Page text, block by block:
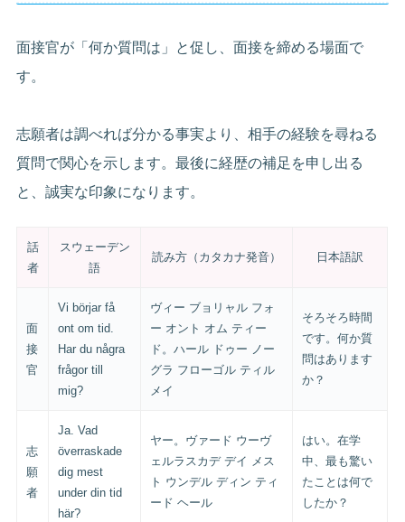
面接官が「何か質問は」と促し、面接を締める場面で
す。
志願者は調べれば分かる事実より、相手の経験を尋ねる
質問で関心を示します。最後に経歴の補足を申し出る
と、誠実な印象になります。
話
者
スウェーデン
語
読み方（カタカナ発音） 日本語訳
面
接
官
Vi börjar få
ont om tid.
Har du några
frågor till
mig?
ヴィー ブョリャル フォ
ー オント オム ティー
ド。ハール ドゥー ノー
グラ フローゴル ティル
メイ
そろそろ時間
です。何か質
問はあります
か？
志
願
者
Ja. Vad
överraskade
dig mest
under din tid
här?
ヤー。ヴァード ウーヴ
ェルラスカデ デイ メス
ト ウンデル ディン ティ
ード ヘール
はい。在学
中、最も驚い
たことは何で
したか？